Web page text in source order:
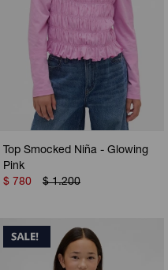
Top Smocked Niña - Glowing
Pink
$ 780 $ 1.200